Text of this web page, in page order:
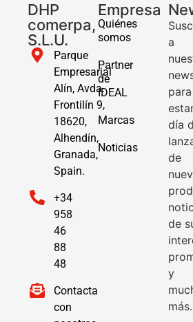
DHP
comerpa,
S.L.U.
Parque
Empresarial
Alín, Avda.
Frontilín 9,
18620,
Alhendín,
Granada,
Spain.
+34
958
46
88
48
Contacta
con
Empresa
Quiénes
somos
Partner
de
IDEAL
Marcas
Noticias
a
para
día
de
de
y
más.